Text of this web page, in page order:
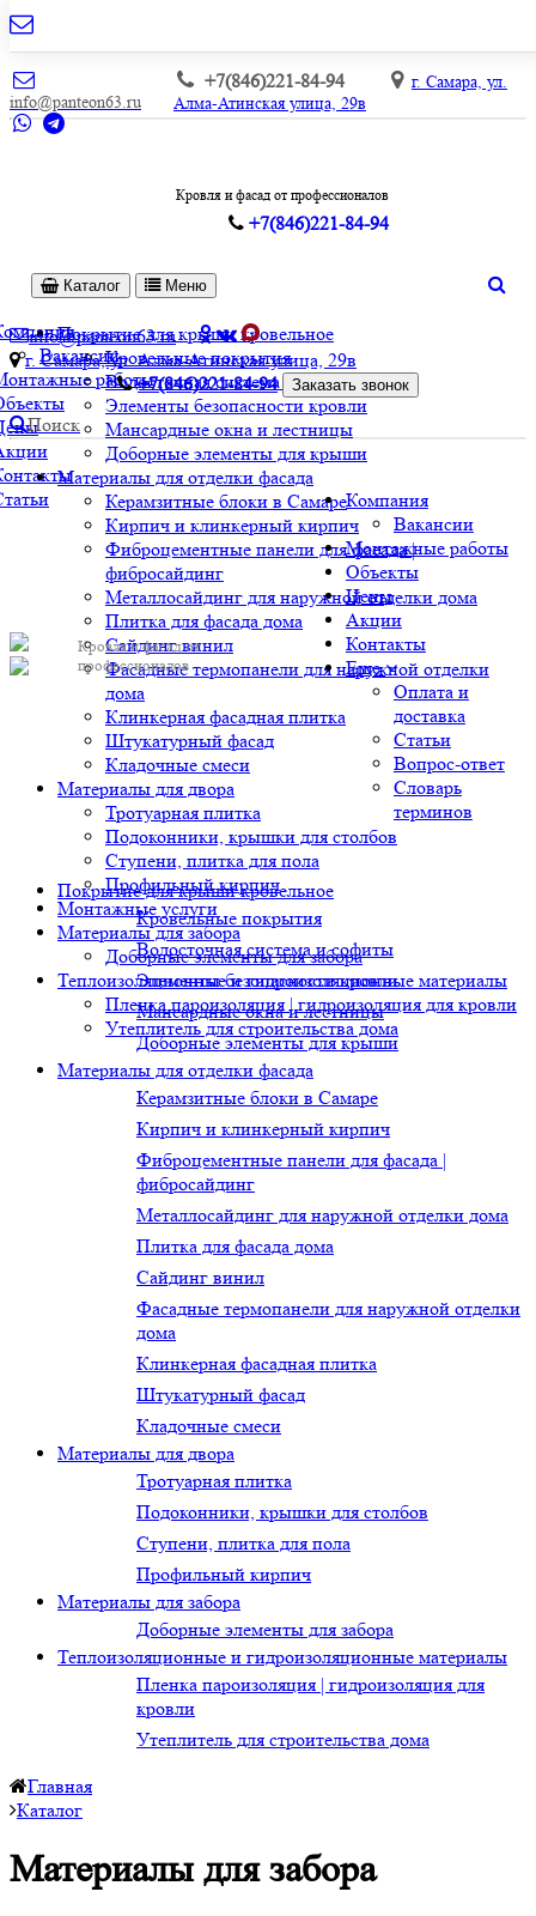
info@panteon63.ru
+7(846)221-84-94
г. Самара, ул.
Алма-Атинская улица, 29в
Кровля и фасад от профессионалов
+7(846)221-84-94
Каталог Меню
Вакансии
работы
Покрытие для крыши кровельное
Кровельные покрытия
Водосточная система и софиты
Элементы безопасности кровли
Мансардные окна и лестницы
Доборные элементы для крыши
Материалы для отделки фасада
Керамзитные блоки в Самаре
Кирпич и клинкерный кирпич
Фиброцементные панели для фасада |
фибросайдинг
Металлосайдинг для наружной отделки дома
Плитка для фасада дома
Сайдинг винил
Фасадные термопанели для наружной отделки
дома
Клинкерная фасадная плитка
Штукатурный фасад
Кладочные смеси
Материалы для двора
Тротуарная плитка
Подоконники, крышки для столбов
Ступени, плитка для пола
Профильный кирпич
Монтажные услуги
Материалы для забора
Доборные элементы для забора
Теплоизоляционные и гидроизоляционные материалы
Пленка пароизоляция | гидроизоляция для кровли
Утеплитель для строительства дома
info@panteon63.ru
г. Самара, ул. Алма-Атинская улица, 29в
+7(846)221-84-94
Заказать звонок
Поиск
Кровля и фасад от
профессионалов
Компания
Вакансии
Монтажные работы
Объекты
Цены
Акции
Контакты
Еще
Оплата и
доставка
Статьи
Вопрос-ответ
Словарь
терминов
Покрытие для крыши кровельное
Кровельные покрытия
Водосточная система и софиты
Элементы безопасности кровли
Мансардные окна и лестницы
Доборные элементы для крыши
Материалы для отделки фасада
Керамзитные блоки в Самаре
Кирпич и клинкерный кирпич
Фиброцементные панели для фасада |
фибросайдинг
Металлосайдинг для наружной отделки дома
Плитка для фасада дома
Сайдинг винил
Фасадные термопанели для наружной отделки
дома
Клинкерная фасадная плитка
Штукатурный фасад
Кладочные смеси
Материалы для двора
Тротуарная плитка
Подоконники, крышки для столбов
Ступени, плитка для пола
Профильный кирпич
Материалы для забора
Доборные элементы для забора
Теплоизоляционные и гидроизоляционные материалы
Пленка пароизоляция | гидроизоляция для
кровли
Утеплитель для строительства дома
Главная
Каталог
Материалы для забора